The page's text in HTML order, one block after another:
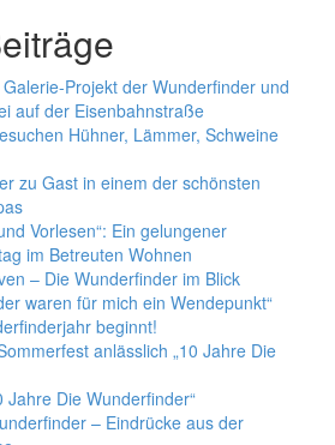
Projekt der Wunderfinder und
auf der Eisenbahnstraße
Hühner, Lämmer, Schweine
zu Gast in einem der schönsten
Vorlesen“: Ein gelungener
im Betreuten Wohnen
– Die Wunderfinder im Blick
waren für mich ein Wendepunkt“
beginnt!
anlässlich „10 Jahre Die
Jahre Die Wunderfinder“
– Eindrücke aus der